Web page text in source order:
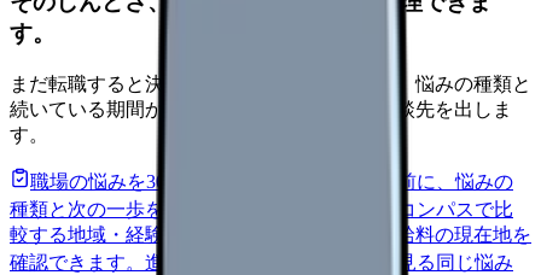
す。
まだ転職すると決めていなくても大丈夫です。悩みの種類と
続いている期間から、次に見るべき記事と相談先を出しま
す。
職場の悩みを30秒で診断
辞めるべきか迷う前に、悩みの
種類と次の一歩を整理します。
給料コンパスで比
較する地域・経験年数・施設形態から、今の給料の現在地を
確認できます。 進む 匿名掲示板で本音を見る 同じ悩み